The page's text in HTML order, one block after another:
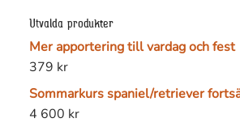
Utvalda produkter
Mer apportering till vardag och fest
379 kr
Sommarkurs spaniel/retriever
4 600 kr